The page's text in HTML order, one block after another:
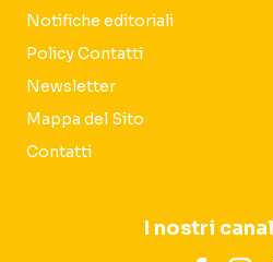
Notifiche editoriali
Policy Contatti
Newsletter
Mappa del Sito
Contatti
I nostri